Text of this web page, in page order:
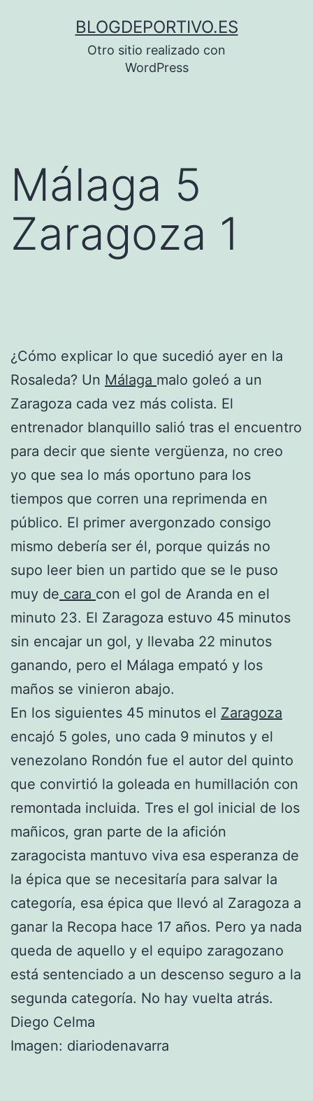
BLOGDEPORTIVO.ES
Otro sitio realizado con
WordPress
Málaga 5
Zaragoza 1
¿Cómo explicar lo que sucedió ayer en la
Rosaleda? Un Málaga malo goleó a un
Zaragoza cada vez más colista. El
entrenador blanquillo salió tras el encuentro
para decir que siente vergüenza, no creo
yo que sea lo más oportuno para los
tiempos que corren una reprimenda en
público. El primer avergonzado consigo
mismo debería ser él, porque quizás no
supo leer bien un partido que se le puso
muy de cara con el gol de Aranda en el
minuto 23. El Zaragoza estuvo 45 minutos
sin encajar un gol, y llevaba 22 minutos
ganando, pero el Málaga empató y los
maños se vinieron abajo.
En los siguientes 45 minutos el Zaragoza
encajó 5 goles, uno cada 9 minutos y el
venezolano Rondón fue el autor del quinto
que convirtió la goleada en humillación con
remontada incluida. Tres el gol inicial de los
mañicos, gran parte de la afición
zaragocista mantuvo viva esa esperanza de
la épica que se necesitaría para salvar la
categoría, esa épica que llevó al Zaragoza a
ganar la Recopa hace 17 años. Pero ya nada
queda de aquello y el equipo zaragozano
está sentenciado a un descenso seguro a la
segunda categoría. No hay vuelta atrás.
Diego Celma
Imagen: diariodenavarra